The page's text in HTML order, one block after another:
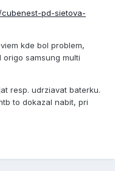
pd-sietova-
kde bol problem,
samsung multi
resp. udrziavat baterku.
to dokazal nabit, pri